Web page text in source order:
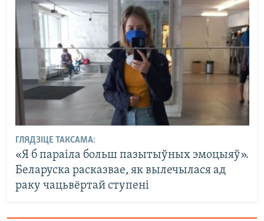
ГЛЯДЗІЦЕ ТАКСАМА:
«Я б параіла больш пазытыўных эмоцыяў».
Беларуска расказвае, як вылечылася ад
раку чацьвёртай ступені